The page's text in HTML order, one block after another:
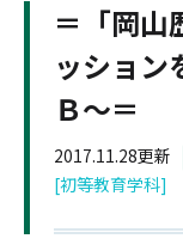
＝「岡山
ッション
Ｂ～＝
2017.11.28更新
[初等教育学科]